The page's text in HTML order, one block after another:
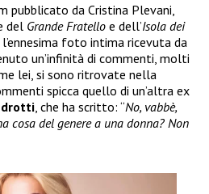
pubblicato da Cristina Plevani,
del Grande Fratello e dell’Isola dei
foto intima ricevuta da
un’infinità di commenti, molti
lei, si sono ritrovate nella
spicca quello di un’altra ex
, che ha scritto: “No, vabbè,
cosa del genere a una donna? Non